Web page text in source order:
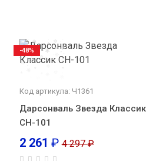
Код артикула: Ч1361
Дарсонваль Звезда Классик
CH-101
2 261 ₽ 4 297₽
-48%